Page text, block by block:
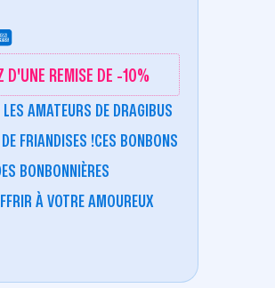
D'UNE REMISE DE -10%
AMATEURS DE DRAGIBUS
FRIANDISES !CES BONBONS
BONBONNIÈRES
À VOTRE AMOUREUX